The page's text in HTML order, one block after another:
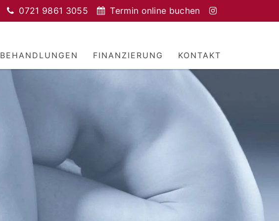
0721 9861 3055 Termin online buchen
BEHANDLUNGEN FINANZIERUNG KONTAKT